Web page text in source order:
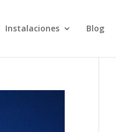
Instalaciones Blog